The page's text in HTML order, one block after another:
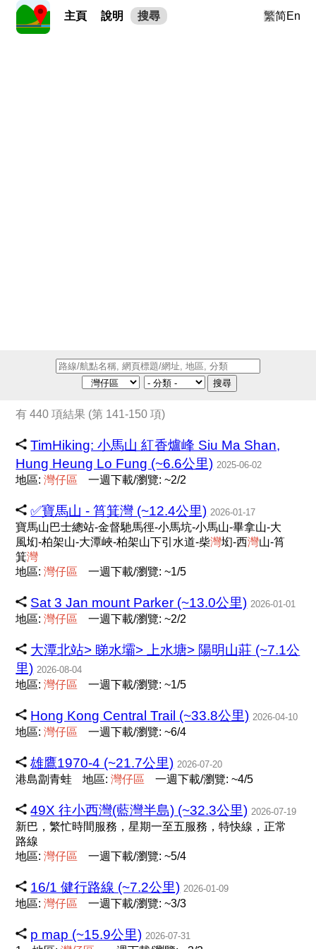
主頁 說明 搜尋 繁简En
搜尋
有 440 項結果 (第 141-150 項)
TimHiking: 小馬山 紅香爐峰 Siu Ma Shan,
Hung Heung Lo Fung (~6.6公里) 2025-06-02
地區:灣仔區 一週下載/瀏覽: ~2/2
✅寶馬山 - 筲箕灣 (~12.4公里) 2026-01-17
寶馬山巴士總站-金督馳馬徑-小馬坑-小馬山-畢拿山-大
風㘭-柏架山-大潭峽-柏架山下引水道-柴灣㘭-西灣山-筲
箕灣
地區:灣仔區 一週下載/瀏覽: ~1/5
Sat 3 Jan mount Parker (~13.0公里) 2026-01-01
地區:灣仔區 一週下載/瀏覽: ~2/2
大潭北站> 睇水壩> 上水塘> 陽明山莊 (~7.1公
里) 2026-08-04
地區:灣仔區 一週下載/瀏覽: ~1/5
Hong Kong Central Trail (~33.8公里) 2026-04-10
地區:灣仔區 一週下載/瀏覽: ~6/4
雄鷹1970-4 (~21.7公里) 2026-07-20
港島劏青蛙 地區:灣仔區 一週下載/瀏覽: ~4/5
49X 往小西灣(藍灣半島) (~32.3公里) 2026-07-19
新巴，繁忙時間服務，星期一至五服務，特快線，正常
路線
地區:灣仔區 一週下載/瀏覽: ~5/4
16/1 健行路線 (~7.2公里) 2026-01-09
地區:灣仔區 一週下載/瀏覽: ~3/3
p map (~15.9公里) 2026-07-31